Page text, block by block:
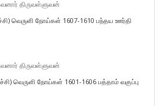
திருவள்ளுவன்
வெருளி நோய்கள் 1607-1610 பந்தய ஊர்தி
திருவள்ளுவன்
வெருளி நோய்கள் 1601-1606 பத்தாம் வகுப்பு